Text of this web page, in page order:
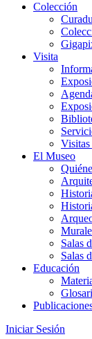
Colección
Visita
Visitas
El Museo
Salas
Salas
Educación
Iniciar Sesión